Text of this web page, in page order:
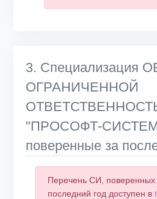
3. Специализация
ОГРАНИЧЕННОЙ
"ПРОСОФТ-
поверенные за
Перечень СИ, поверенных
последний год доступен в